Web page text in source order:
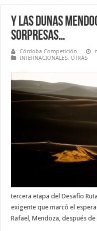
Y LAS DUNAS
SORPRESAS…
Córdoba Competición
INTERNACIONALES, OTRAS
tercera etapa del Desafío
exigente que marcó el
Rafael, Mendoza, después